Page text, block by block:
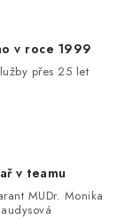
v roce 1999
přes 25 let
v teamu
MUDr. Monika